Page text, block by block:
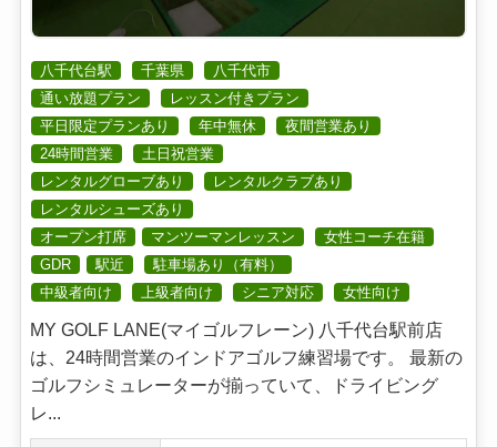
八千代台駅 千葉県
八千代市
通い放題プラン
レッスン付きプラン
平日限定プランあり
年中無休
夜間営業あり
24時間営業
土日祝営業
レンタルグローブあり
レンタルクラブあり
レンタルシューズあり
オープン打席
マンツーマンレッスン
女性コーチ在籍
GDR
駅近
駐車場あり（有料）
中級者向け
上級者向け シニア対応 女性向け
MY GOLF LANE(マイゴルフレーン) 八千代台駅前店
は、24時間営業のインドアゴルフ練習場です。 最新の
ゴルフシミュレーターが揃っていて、ドライビング
レ...